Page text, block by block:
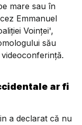
mare sau în
Emmanuel
Voinței',
său
ar fi
a declarat că nu